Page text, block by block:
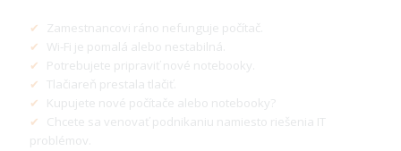
✔
Zamestnancovi ráno nefunguje počítač.
✔
Wi-Fi je pomalá alebo nestabilná.
✔
Potrebujete pripraviť nové notebooky.
✔
Tlačiareň prestala tlačiť.
✔
Kupujete nové počítače alebo notebooky?
✔
Chcete sa venovať podnikaniu namiesto riešenia IT
problémov.